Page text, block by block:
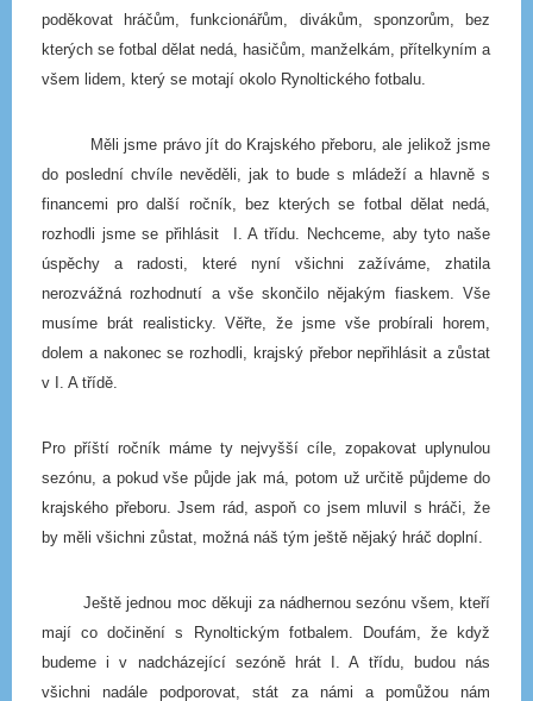
poděkovat hráčům, funkcionářům, divákům, sponzorům, bez
kterých se fotbal dělat nedá, hasičům, manželkám, přítelkyním a
všem lidem, který se motají okolo Rynoltického fotbalu.
Měli jsme právo jít do Krajského přeboru, ale jelikož jsme
do poslední chvíle nevěděli, jak to bude s mládeží a hlavně s
financemi pro další ročník, bez kterých se fotbal dělat nedá,
rozhodli jsme se přihlásit I. A třídu. Nechceme, aby tyto naše
úspěchy a radosti, které nyní všichni zažíváme, zhatila
nerozvážná rozhodnutí a vše skončilo nějakým fiaskem. Vše
musíme brát realisticky. Věřte, že jsme vše probírali horem,
dolem a nakonec se rozhodli, krajský přebor nepřihlásit a zůstat
v I. A třídě.
Pro příští ročník máme ty nejvyšší cíle, zopakovat uplynulou
sezónu, a pokud vše půjde jak má, potom už určitě půjdeme do
krajského přeboru. Jsem rád, aspoň co jsem mluvil s hráči, že
by měli všichni zůstat, možná náš tým ještě nějaký hráč doplní.
Ještě jednou moc děkuji za nádhernou sezónu všem, kteří
mají co dočinění s Rynoltickým fotbalem. Doufám, že když
budeme i v nadcházející sezóně hrát I. A třídu, budou nás
všichni nadále podporovat, stát za námi a pomůžou nám